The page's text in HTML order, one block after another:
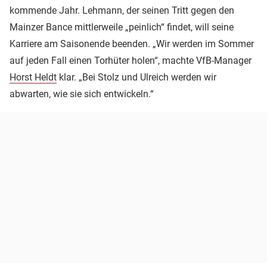
kommende Jahr. Lehmann, der seinen Tritt gegen den
Mainzer Bance mittlerweile „peinlich“ findet, will seine
Karriere am Saisonende beenden. „Wir werden im Sommer
auf jeden Fall einen Torhüter holen“, machte VfB-Manager
Horst Heldt klar. „Bei Stolz und Ulreich werden wir
abwarten, wie sie sich entwickeln.“